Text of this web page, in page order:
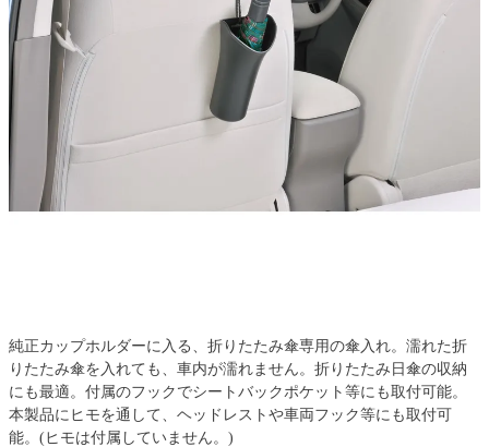
純正カップホルダーに入る、折りたたみ傘専用の傘入れ。濡れた折
りたたみ傘を入れても、車内が濡れません。折りたたみ日傘の収納
にも最適。付属のフックでシートバックポケット等にも取付可能。
本製品にヒモを通して、ヘッドレストや車両フック等にも取付可
能。(ヒモは付属していません。)